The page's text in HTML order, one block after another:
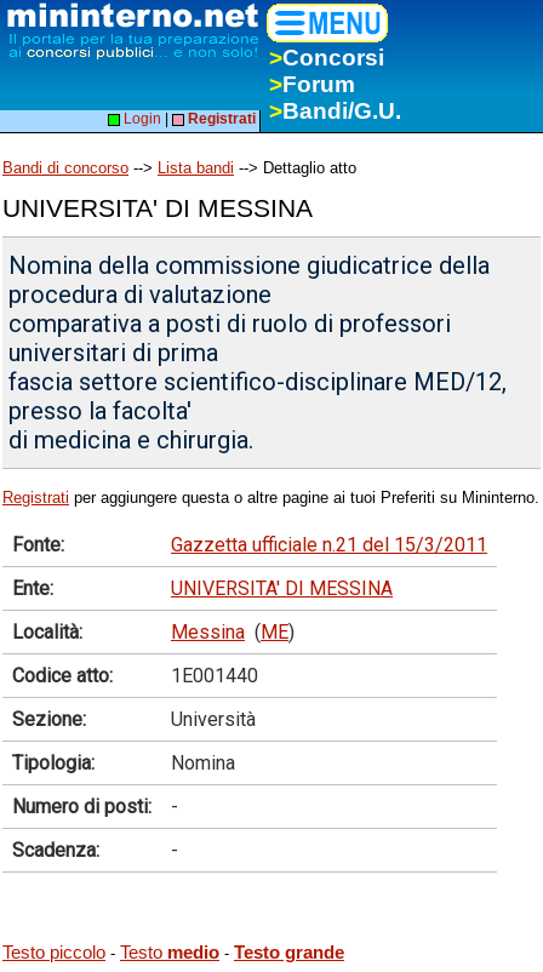
>Concorsi
>Forum
>Bandi/G.U.
Login Registrati
Bandi di concorso --> Lista bandi --> Dettaglio atto
UNIVERSITA' DI MESSINA
Nomina della commissione giudicatrice della
procedura di valutazione
comparativa a posti di ruolo di professori
universitari di prima
fascia settore scientifico-disciplinare MED/12,
presso la facolta'
di medicina e chirurgia.
Registrati per aggiungere questa o altre pagine ai tuoi Preferiti su Mininterno.
Fonte:
Gazzetta ufficiale n.21 del 15/3/2011
Ente:
UNIVERSITA' DI MESSINA
Località:
Messina (ME)
Codice atto:
1E001440
Sezione:
Università
Tipologia:
Nomina
Numero di posti:
-
Scadenza:
-
Testo piccolo - Testo medio - Testo grande